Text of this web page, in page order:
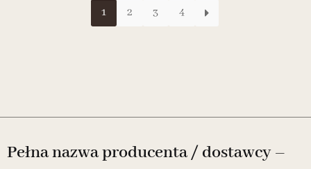
1 2 3 4
Pełna nazwa producenta / dostawcy –